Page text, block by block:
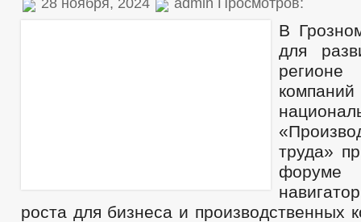
28 ноября, 2024 admin Просмотров:
В
для
регионе
труда»
роста для бизнеса и производственных